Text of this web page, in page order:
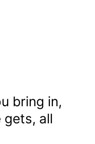
bring in,
all